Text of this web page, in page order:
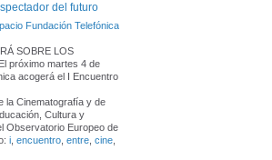
del futuro
Fundación Telefónica
SOBRE LOS
próximo martes 4 de
acogerá el I Encuentro
la Cinematografía y de
Cultura y
Observatorio Europeo de
i encuentro entre cine